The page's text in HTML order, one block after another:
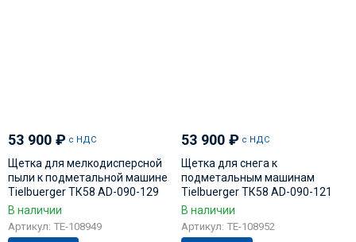
53 900 ₽ с НДС
Щетка для мелкодисперсной
пыли к подметальной машине
Tielbuerger ТК58 AD-090-129
В наличии
Артикул: TE-108949
53 900₽ с НДС
Щетка для снега к
подметальным машинам
Tielbuerger ТК58 AD-090-121
В наличии
Артикул: TE-108952